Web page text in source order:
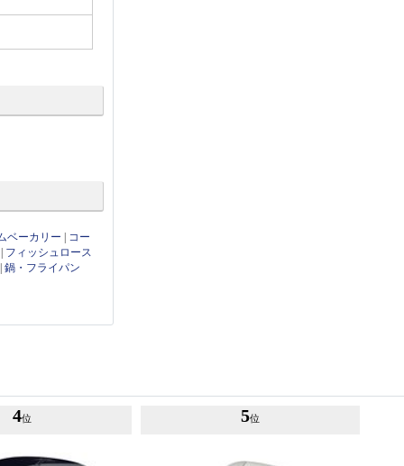
ベーカリー
コー
フィッシュロース
|鍋・フライパン
4位 5位